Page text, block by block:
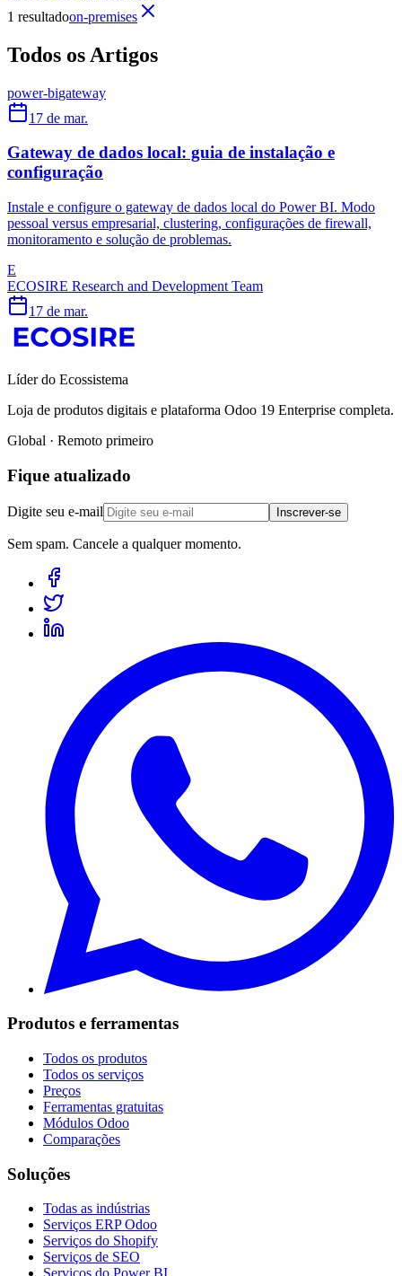
1 resultadoon-premises
Todos os Artigos
power-bigateway
17 de mar.
Gateway de dados local: guia de instalação e
configuração
Instale e configure o gateway de dados local do Power BI. Modo
pessoal versus empresarial, clustering, configurações de firewall,
monitoramento e solução de problemas.
E
ECOSIRE Research and Development Team
17 de mar.
Líder do Ecossistema
Loja de produtos digitais e plataforma Odoo 19 Enterprise completa.
Global · Remoto primeiro
Fique atualizado
Digite seu e-mail Inscrever-se
Sem spam. Cancele a qualquer momento.
Produtos e ferramentas
Todos os produtos
Todos os serviços
Preços
Ferramentas gratuitas
Módulos Odoo
Comparações
Soluções
Todas as indústrias
Serviços ERP Odoo
Serviços do Shopify
Serviços de SEO